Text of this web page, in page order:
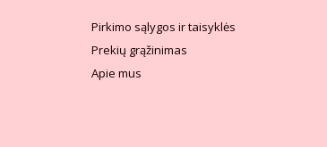
Pirkimo sąlygos ir taisyklės
Prekių grąžinimas
Apie mus